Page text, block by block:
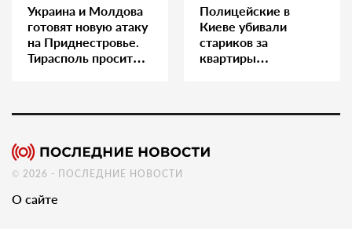
Украина и Молдова
готовят новую атаку
на Приднестровье.
Тирасполь просит
Полицейские в
Киеве убивали
стариков за
квартиры…
© 2026 - ПОСЛЕДНИЕ НОВОСТИ
О сайте